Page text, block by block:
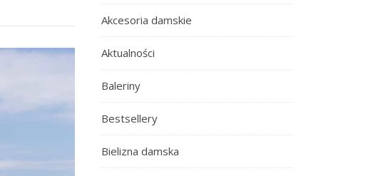
Akcesoria damskie
Aktualności
Baleriny
Bestsellery
Bielizna damska